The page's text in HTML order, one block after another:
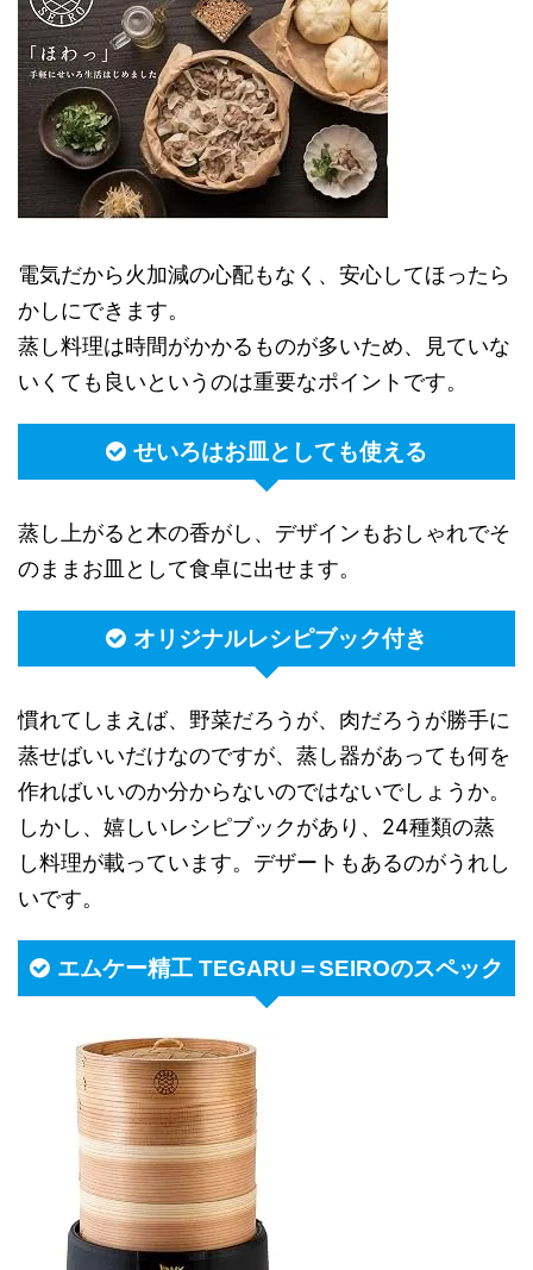
電気だから火加減の心配もなく、安心してほったら
かしにできます。
蒸し料理は時間がかかるものが多いため、見ていな
いくても良いというのは重要なポイントです。
せいろはお皿としても使える
蒸し上がると木の香がし、デザインもおしゃれでそ
のままお皿として食卓に出せます。
オリジナルレシピブック付き
慣れてしまえば、野菜だろうが、肉だろうが勝手に
蒸せばいいだけなのですが、蒸し器があっても何を
作ればいいのか分からないのではないでしょうか。
しかし、嬉しいレシピブックがあり、24種類の蒸
し料理が載っています。デザートもあるのがうれし
いです。
エムケー精工 TEGARU＝SEIROのスペック